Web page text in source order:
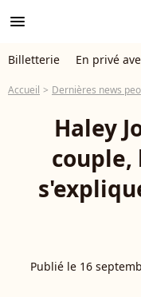
menu
Billetterie En privé
Accueil Dernières news
Haley
Publié le 16